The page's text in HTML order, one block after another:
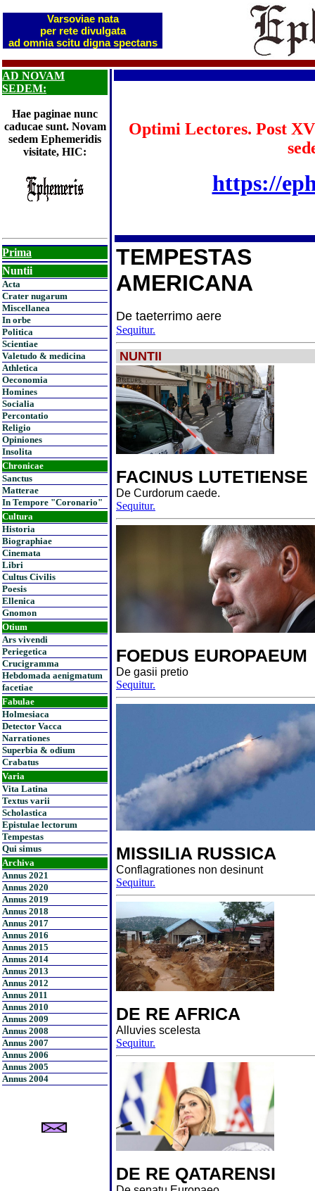
Varsoviae nata
per rete divulgata
ad omnia scitu digna spectans
AD NOVAM
SEDEM:
Hae paginae nunc
caducae sunt. Novam
sedem Ephemeridis
visitate, HIC:
Prima
Nuntii
Acta
Crater nugarum
Miscellanea
In orbe
Politica
Scientiae
Valetudo & medicina
Athletica
Oeconomia
Homines
Socialia
Percontatio
Religio
Opiniones
Insolita
Chronicae
Sanctus
Matterae
In Tempore "Coronario"
Cultura
Historia
Biographiae
Cinemata
Libri
Cultus Civilis
Poesis
Ellenica
Gnomon
Otium
Ars vivendi
Periegetica
Crucigramma
Hebdomada aenigmatum
facetiae
Fabulae
Holmesiaca
Detector Vacca
Narrationes
Superbia & odium
Crabatus
Varia
Vita Latina
Textus varii
Scholastica
Epistulae lectorum
Tempestas
Qui simus
Archiva
Annus 2021
Annus 2020
Annus 2019
Annus 2018
Annus 2017
Annus 2016
Annus 2015
Annus 2014
Annus 2013
Annus 2012
Annus 2011
Annus 2010
Annus 2009
Annus 2008
Annus 2007
Annus 2006
Annus 2005
Annus 2004
Optimi Lectores. Post
https://
TEMPESTAS
AMERICANA
De taeterrimo aere
Sequitur.
NUNTII
FACINUS LUTETIENSE
De Curdorum caede.
Sequitur.
FOEDUS EUROPAEUM
De gasii pretio
Sequitur.
MISSILIA RUSSICA
Conflagrationes non desinunt
Sequitur.
DE RE AFRICA
Alluvies scelesta
Sequitur.
DE RE QATARENSI